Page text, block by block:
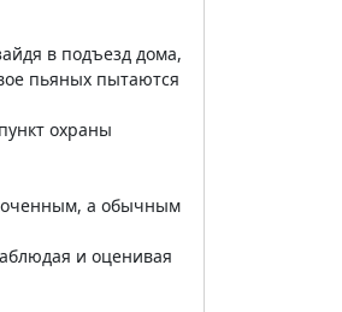
в подъезд дома,
пьяных пытаются
охраны
а обычным
и оценивая